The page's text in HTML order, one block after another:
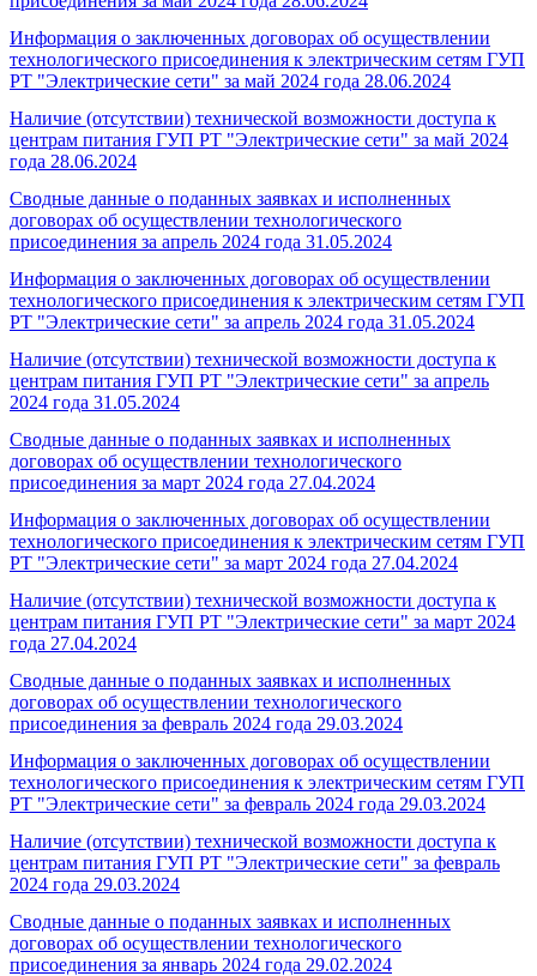
Информация о заключенных договорах об осуществлении
технологического присоединения к электрическим сетям ГУП
РТ "Электрические сети" за май 2024 года 28.06.2024
Наличие (отсутствии) технической возможности доступа к
центрам питания ГУП РТ "Электрические сети" за май 2024
года 28.06.2024
Сводные данные о поданных заявках и исполненных
договорах об осуществлении технологического
присоединения за апрель 2024 года 31.05.2024
Информация о заключенных договорах об осуществлении
технологического присоединения к электрическим сетям ГУП
РТ "Электрические сети" за апрель 2024 года 31.05.2024
Наличие (отсутствии) технической возможности доступа к
центрам питания ГУП РТ "Электрические сети" за апрель
2024 года 31.05.2024
Сводные данные о поданных заявках и исполненных
договорах об осуществлении технологического
присоединения за март 2024 года 27.04.2024
Информация о заключенных договорах об осуществлении
технологического присоединения к электрическим сетям ГУП
РТ "Электрические сети" за март 2024 года 27.04.2024
Наличие (отсутствии) технической возможности доступа к
центрам питания ГУП РТ "Электрические сети" за март 2024
года 27.04.2024
Сводные данные о поданных заявках и исполненных
договорах об осуществлении технологического
присоединения за февраль 2024 года 29.03.2024
Информация о заключенных договорах об осуществлении
технологического присоединения к электрическим сетям ГУП
РТ "Электрические сети" за февраль 2024 года 29.03.2024
Наличие (отсутствии) технической возможности доступа к
центрам питания ГУП РТ "Электрические сети" за февраль
2024 года 29.03.2024
Сводные данные о поданных заявках и исполненных
договорах об осуществлении технологического
присоединения за январь 2024 года 29.02.2024